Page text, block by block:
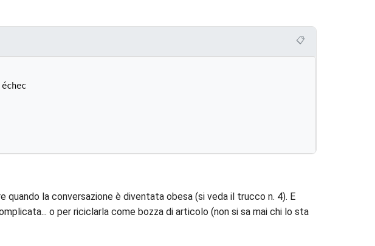
📋
la conversazione è diventata obesa (si veda il trucco n. 4). E
o per riciclarla come bozza di articolo (non si sa mai chi lo sta